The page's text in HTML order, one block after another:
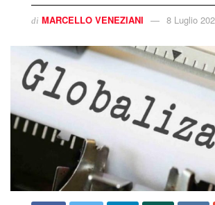
di MARCELLO VENEZIANI 8 Luglio